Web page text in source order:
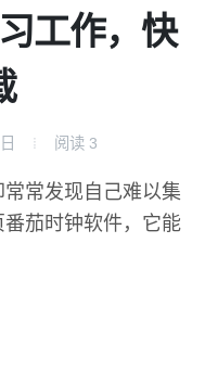
工作，快
阅读 3
常发现自己难以集
茄时钟软件，它能